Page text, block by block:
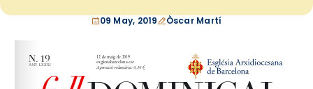
09 May, 2019 Òscar Martí